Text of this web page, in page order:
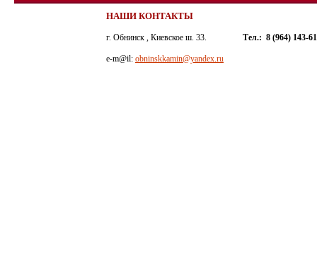
НАШИ КОНТАКТЫ
г. Обнинск , Киевское ш. 33. Тел.: 8 (964) 143-
e-m@il: obninskkamin@yandex.ru